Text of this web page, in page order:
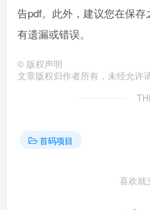
告pdf。此外，建议您在保
有遗漏或错误。
© 版权声明
文章版权归作者所有，未经允许
首码项目
喜欢就